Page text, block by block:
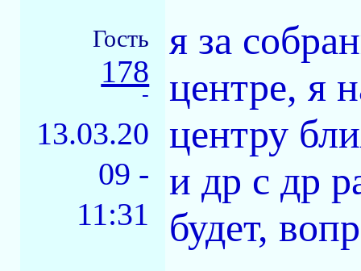
Гость
178
-
13.03.20
09 -
11:31
я за
центре, я
центру
и др с др
будет,